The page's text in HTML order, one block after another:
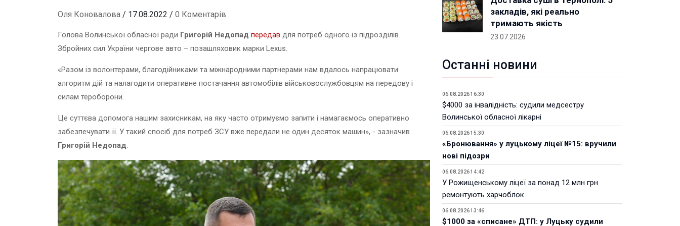
Оля Коновалова / 17.08.2022 / 0 Коментарів
Голова Волинської обласної ради Григорій Недопад передав для потреб одного із підрозділів
Збройних сил України чергове авто – позашляховик марки Lexus.
«Разом із волонтерами, благодійниками та міжнародними партнерами нам вдалось напрацювати
алгоритм дій та налагодити оперативне постачання автомобілів військовослужбовцям на передову і
силам тероборони.
Це суттєва допомога нашим захисникам, на яку часто отримуємо запити і намагаємось оперативно
забезпечувати її. У такий спосіб для потреб ЗСУ вже передали не один десяток машин», - зазначив
Григорій Недопад.
закладів, які реально
тримають якість
23.07.2026
Останні новини
06.08.2026 16:30
$4000 за інвалідність: судили медсестру
Волинської обласної лікарні
06.08.2026 15:30
«Бронювання» у луцькому ліцеї №15: вручили
нові підозри
06.08.2026 14:42
У Рожищенському ліцеї за понад 12 млн грн
ремонтують харчоблок
06.08.2026 13:46
$1000 за «списане» ДТП: у Луцьку судили